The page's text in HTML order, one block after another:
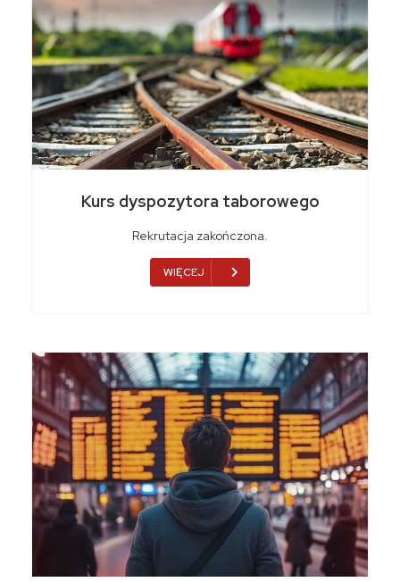
Kurs dyspozytora taborowego
Rekrutacja zakończona.
WIĘCEJ